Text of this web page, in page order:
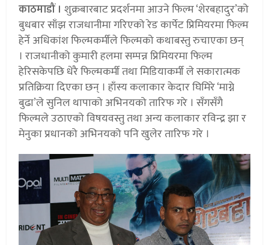
काठमाडौं । शुक्रबारबाट प्रदर्शनमा आउने फिल्म ‘शेरबहादुर’को
बुधबार साँझ राजधानीमा गरिएको रेड कार्पेट प्रिमियरमा फिल्म
हेर्ने अधिकांश फिल्मकर्मीले फिल्मको कथाबस्तु रुचाएका छन्
। राजधानीको कुमारी हलमा सम्पन्न प्रिमियरमा फिल्म
हेरिसकेपछि धेरै फिल्मकर्मी तथा मिडियाकर्मी ले सकारात्मक
प्रतिक्रिया दिएका छन् । हाँस्य कलाकार केदार घिमिरे ‘माग्ने
बुढा’ले सुनिल थापाको अभिनयको तारिफ गरे । सँगसँगै
फिल्मले उठाएको विषयवस्तु तथा अन्य कलाकार रविन्द्र झा र
मेनुका प्रधानको अभिनयको पनि खुलेर तारिफ गरे ।